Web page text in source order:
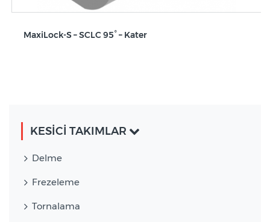
MaxiLock-S – SCLC 95° – Kater
KESİCİ TAKIMLAR
Delme
Frezeleme
Tornalama